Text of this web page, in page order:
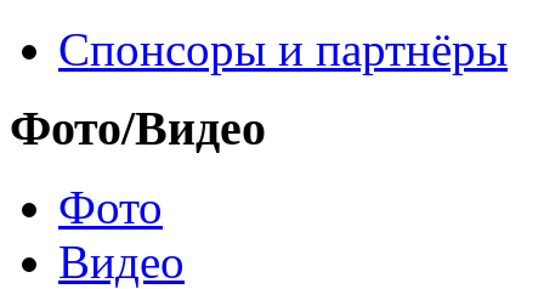
Спонсоры и партнёры
Фото/Видео
Фото
Видео